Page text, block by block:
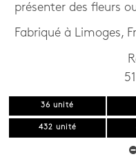
présenter des fleurs
Fabriqué à Limoges,
36 unité
432 unité